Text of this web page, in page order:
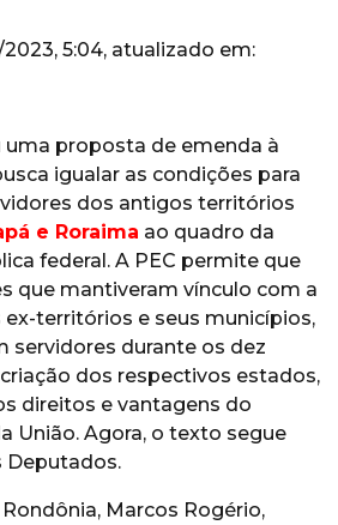
5:04, atualizado em:
uma proposta de emenda à
igualar as condições para
dos antigos territórios
e Roraima ao quadro da
federal. A PEC permite que
que mantiveram vínculo com a
territórios e seus municípios,
servidores durante os dez
dos respectivos estados,
direitos e vantagens do
União. Agora, o texto segue
Deputados.
Marcos Rogério,